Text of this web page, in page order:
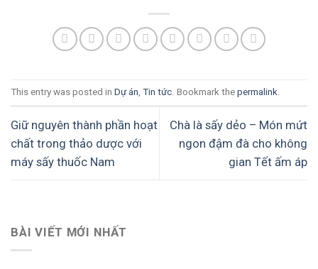
BÀI VIẾT MỚI NHẤT
This entry was posted in Dự án, Tin tức. Bookmark the permalink.
Giữ nguyên thành phần hoạt
chất trong thảo dược với
máy sấy thuốc Nam
Chà là sấy dẻo – Món mứt
ngon đậm đà cho không
gian Tết ấm áp